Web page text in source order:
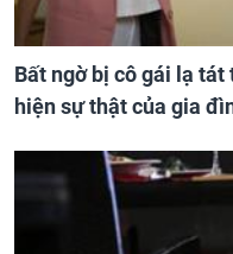
Bất ngờ bị cô gái lạ
hiện sự thật của gia